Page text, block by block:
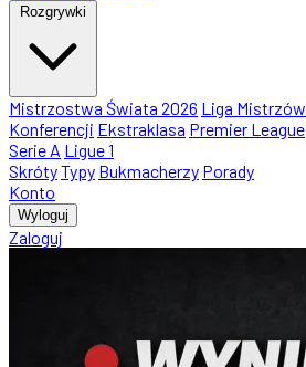
Rozgrywki
Mistrzostwa Świata 2026 Liga Mistrzów
Konferencji Ekstraklasa Premier League
Serie A Ligue 1
SkrótyTypy Bukmacherzy Porady
Konto
Wyloguj
Zaloguj